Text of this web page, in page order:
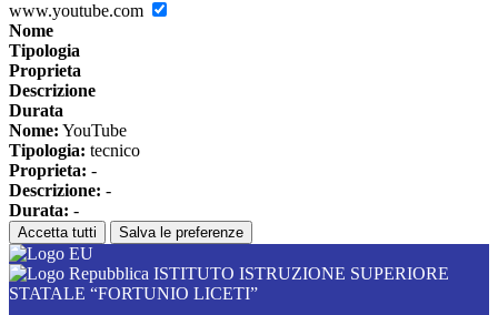
www.youtube.com
Nome
Tipologia
Proprieta
Descrizione
Durata
Nome: YouTube
Tipologia: tecnico
Proprieta: -
Descrizione: -
Durata: -
Accetta tutti Salva le preferenze
ISTITUTO ISTRUZIONE SUPERIORE
STATALE “FORTUNIO LICETI”